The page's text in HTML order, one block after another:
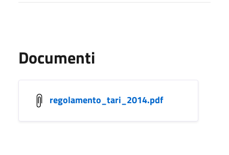
Documenti
regolamento_tari_2014.pdf